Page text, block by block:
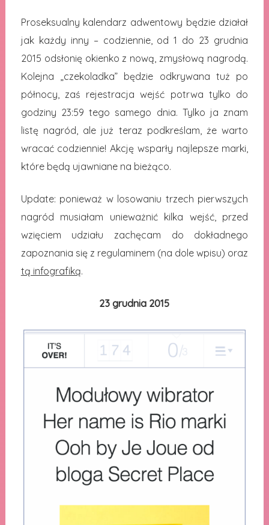
Proseksualny kalendarz adwentowy będzie działał
jak każdy inny – codziennie, od 1 do 23 grudnia
2015 odsłonię okienko z nową, zmysłową nagrodą.
Kolejna „czekoladka” będzie odkrywana tuż po
północy, zaś rejestracja wejść potrwa tylko do
godziny 23:59 tego samego dnia. Tylko ja znam
listę nagród, ale już teraz podkreślam, że warto
wracać codziennie! Akcję wsparły najlepsze marki,
które będą ujawniane na bieżąco.
Update: ponieważ w losowaniu trzech pierwszych
nagród musiałam unieważnić kilka wejść, przed
wzięciem udziału zachęcam do dokładnego
zapoznania się z regulaminem (na dole wpisu) oraz
tą infografiką.
23 grudnia 2015